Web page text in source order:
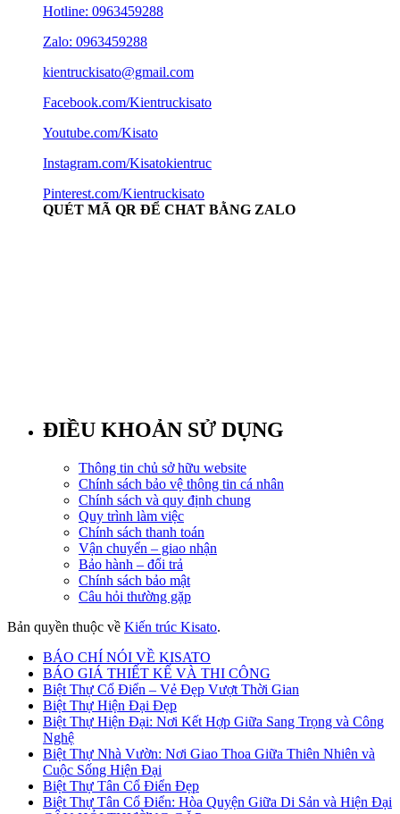
Hotline: 0963459288
Zalo: 0963459288
kientruckisato@gmail.com
Facebook.com/Kientruckisato
Youtube.com/Kisato
Instagram.com/Kisatokientruc
Pinterest.com/Kientruckisato
QUÉT MÃ QR ĐỂ CHAT BẰNG ZALO
ĐIỀU KHOẢN SỬ DỤNG
Thông tin chủ sở hữu website
Chính sách bảo vệ thông tin cá nhân
Chính sách và quy định chung
Quy trình làm việc
Chính sách thanh toán
Vận chuyển – giao nhận
Bảo hành – đổi trả
Chính sách bảo mật
Câu hỏi thường gặp
Bản quyền thuộc về Kiến trúc Kisato.
BÁO CHÍ NÓI VỀ KISATO
BÁO GIÁ THIẾT KẾ VÀ THI CÔNG
Biệt Thự Cổ Điển – Vẻ Đẹp Vượt Thời Gian
Biệt Thự Hiện Đại Đẹp
Biệt Thự Hiện Đại: Nơi Kết Hợp Giữa Sang Trọng và Công
Nghệ
Biệt Thự Nhà Vườn: Nơi Giao Thoa Giữa Thiên Nhiên và
Cuộc Sống Hiện Đại
Biệt Thự Tân Cổ Điển Đẹp
Biệt Thự Tân Cổ Điển: Hòa Quyện Giữa Di Sản và Hiện Đại